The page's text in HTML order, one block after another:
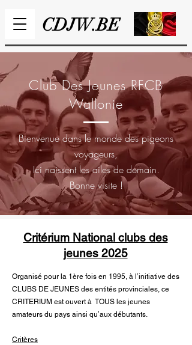
CDJW.BE
Club Des Jeunes RFCB
Wallonie
Bienvenue dans le monde des pigeons
voyageurs,
Ici naissent les ailes de demain.
Bonne visite !
Critérium National clubs des
jeunes 2025
Organisé pour la 1ère fois en 1995, à l’initiative des
CLUBS DE JEUNES des entités provinciales, ce
CRITERIUM est ouvert à TOUS les jeunes
amateurs du pays ainsi qu’aux débutants.
Critères